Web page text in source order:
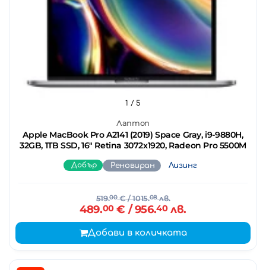
Лаптоп
Apple MacBook Pro A2141 (2019) Space Gray, i9-9880H,
32GB, 1TB SSD, 16" Retina 3072x1920, Radeon Pro 5500M
1 / 5
Добър Реновиран Лизинг
519.00€/ 1015.08лв.
489.00€ / 956.40лв.
Добави в количката